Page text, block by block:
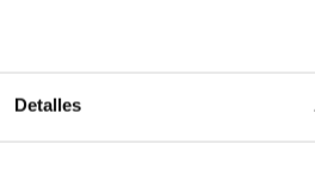
Detalles
realzan el aspecto
viaje.